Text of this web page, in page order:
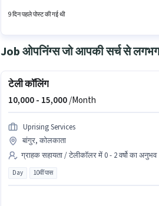
9 दिन पहले पोस्ट की गई थी
Job ओपनिंग्स जो आपकी सर्च से
टेली कॉलिंग
10,000 - 15,000/Month
Uprising Services
बांगुर, कोलकाता
ग्राहक सहायता / टेलीकॉलर में 0 - 2 वर्षो का अनुभव
Day 10वीं पास